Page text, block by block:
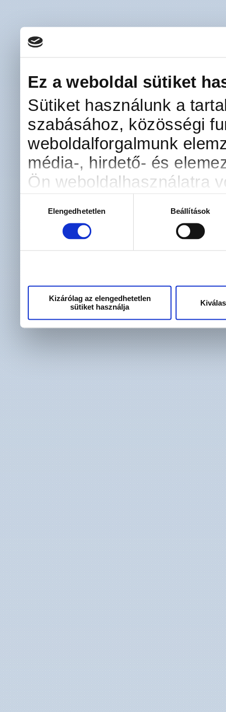
Ez a weboldal sütiket
Sütiket használunk a
szabásához, közösségi
weboldalforgalmunk
média-, hirdető- és
Ön weboldalhasználatra
amelyeket Ön adott meg
használt más
kiválasztásaElengedhetetlen Beállítások
Kizárólag az elengedhetetlen
sütiket használja